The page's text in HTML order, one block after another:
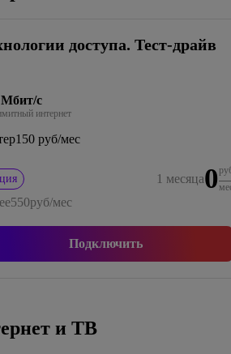
доступа. Тест-драйв
Мбит/с
интернет
150 руб/мес
1 месяца0
550руб/мес
Подключить
и ТВ